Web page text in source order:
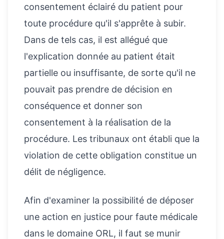
consentement éclairé du patient pour
toute procédure qu'il s'apprête à subir.
Dans de tels cas, il est allégué que
l'explication donnée au patient était
partielle ou insuffisante, de sorte qu'il ne
pouvait pas prendre de décision en
conséquence et donner son
consentement à la réalisation de la
procédure. Les tribunaux ont établi que la
violation de cette obligation constitue un
délit de négligence.
Afin d'examiner la possibilité de déposer
une action en justice pour faute médicale
dans le domaine ORL, il faut se munir